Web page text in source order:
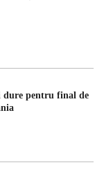
dure pentru final de